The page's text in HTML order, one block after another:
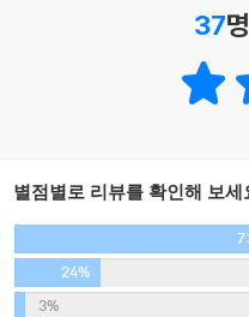
은폐하고 있는 현 상황을
바로세우는 획기적인 논고!
‘신실재론’은 탈진실이
철학이다. 또한 디지털혁
37
별점별로 리뷰를 확인해 보세
24%
3%